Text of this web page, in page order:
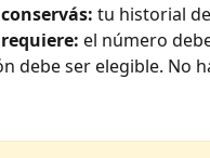
tu historial
el número
debe ser elegible. No